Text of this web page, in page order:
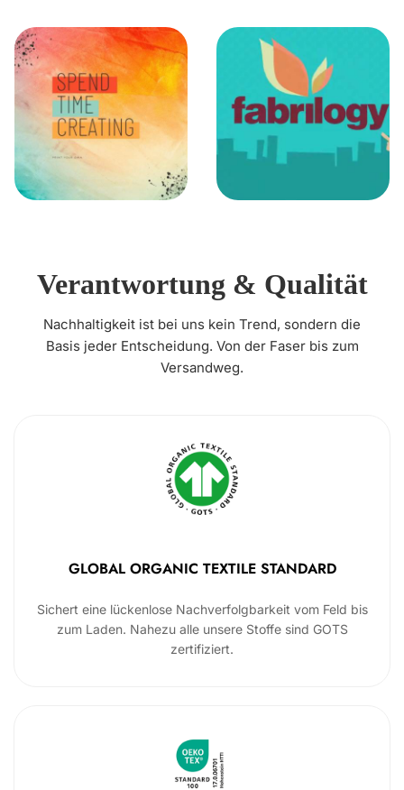
Verantwortung & Qualität
Nachhaltigkeit ist bei uns kein Trend, sondern die
Basis jeder Entscheidung. Von der Faser bis zum
Versandweg.
GLOBAL ORGANIC TEXTILE STANDARD
Sichert eine lückenlose Nachverfolgbarkeit vom Feld bis
zum Laden. Nahezu alle unsere Stoffe sind GOTS
zertifiziert.